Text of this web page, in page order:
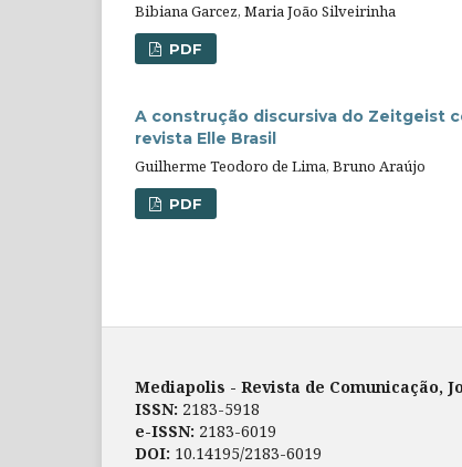
Bibiana Garcez, Maria João Silveirinha
PDF
A construção discursiva do Zeitgeist
revista Elle Brasil
Guilherme Teodoro de Lima, Bruno Araújo
PDF
Mediapolis - Revista de Comunicação,
ISSN: 2183-5918
e-ISSN: 2183-6019
DOI: 10.14195/2183-6019